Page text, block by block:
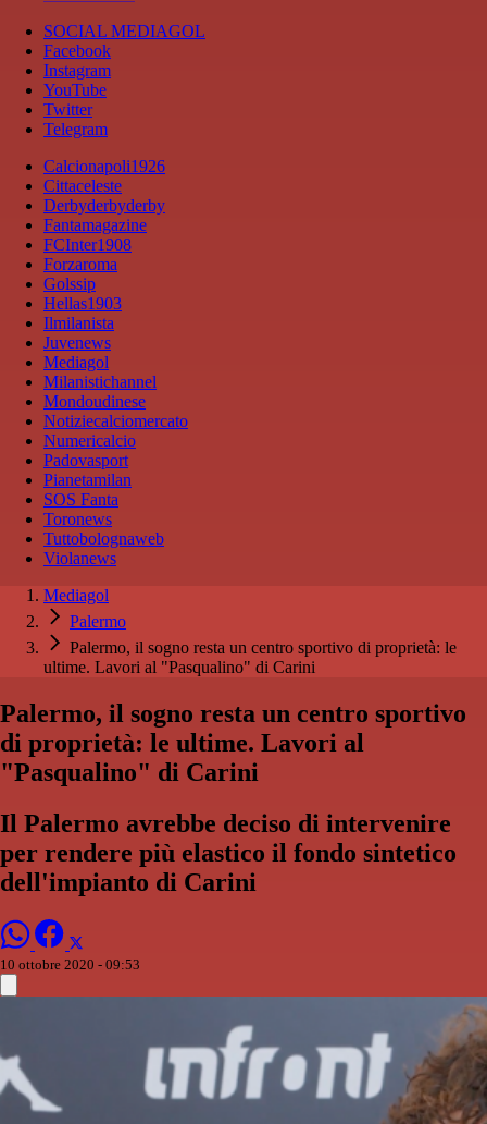
SOCIAL MEDIAGOL
Facebook
Instagram
YouTube
Twitter
Telegram
Calcionapoli1926
Cittaceleste
Derbyderbyderby
Fantamagazine
FCInter1908
Forzaroma
Golssip
Hellas1903
Ilmilanista
Juvenews
Mediagol
Milanistichannel
Mondoudinese
Notiziecalciomercato
Numericalcio
Padovasport
Pianetamilan
SOS Fanta
Toronews
Tuttobolognaweb
Violanews
Mediagol
Palermo
Palermo, il sogno resta un centro sportivo di proprietà: le
ultime. Lavori al "Pasqualino" di Carini
Palermo, il sogno resta un centro sportivo
di proprietà: le ultime. Lavori al
"Pasqualino" di Carini
Il Palermo avrebbe deciso di intervenire
per rendere più elastico il fondo sintetico
dell'impianto di Carini
10 ottobre 2020 - 09:53